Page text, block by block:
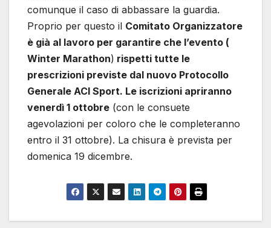
comunque il caso di abbassare la guardia.
Proprio per questo il Comitato Organizzatore
è già al lavoro per garantire che l’evento (
Winter Marathon) rispetti tutte le
prescrizioni previste dal nuovo Protocollo
Generale ACI Sport. Le iscrizioni apriranno
venerdì 1 ottobre (con le consuete
agevolazioni per coloro che le completeranno
entro il 31 ottobre). La chisura è prevista per
domenica 19 dicembre.